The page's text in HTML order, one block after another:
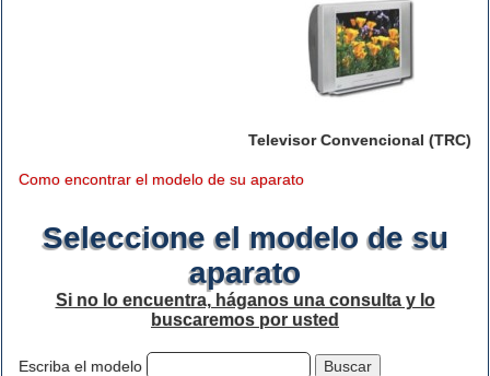
Televisor Convencional (TRC)
Como encontrar el modelo de su aparato
Seleccione el modelo de su
aparato
Si no lo encuentra, háganos una consulta y lo
buscaremos por usted
Escriba el modelo